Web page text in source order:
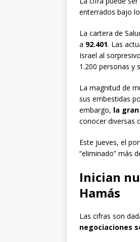
enterrados bajo
La cartera de
a 92.401. Las
Israel al
1.200 personas y
La magnitud de
sus embestidas
embargo, la
conocer diversas
Este jueves, el
“eliminado” más
Inician
Hamás
Las cifras son
negociaciones